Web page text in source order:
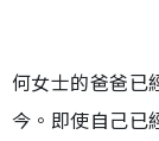
何女士的爸爸已
今。即使自己已